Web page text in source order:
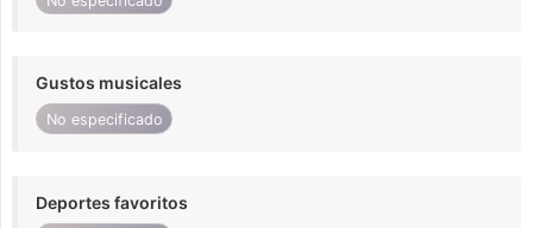
Gustos musicales
No especificado
Deportes favoritos